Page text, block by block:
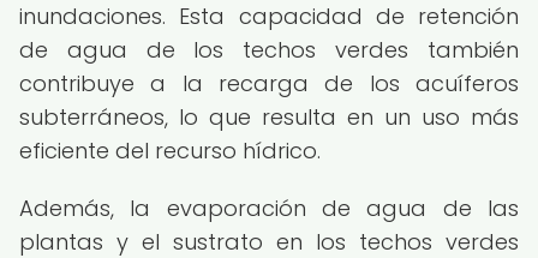
inundaciones. Esta capacidad de retención
de agua de los techos verdes también
contribuye a la recarga de los acuíferos
subterráneos, lo que resulta en un uso más
eficiente del recurso hídrico.
Además, la evaporación de agua de las
plantas y el sustrato en los techos verdes